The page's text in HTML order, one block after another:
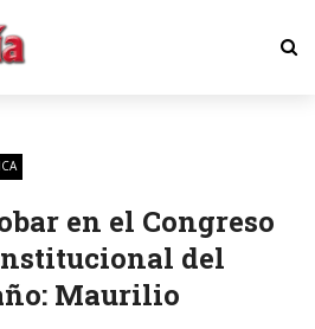
en el Congreso
del
Maurilio